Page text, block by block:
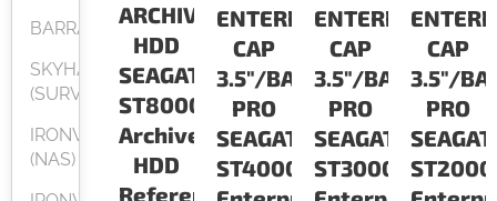
BARRACUDA
SKYHAWK
(SURVEILLANCE)
IRONWOLF
(NAS)
ARCHIVE
HDD
SEAGATE
ST8000AS0002
Archive
HDD
Referencia:
ENTERPRISE
CAP
3.5"/BARRACUDA
PRO
SEAGATE
ST4000NM0045
ENTERPRISE
CAP
3.5"/BARRACUDA
PRO
SEAGATE
ST3000NM0015
CAP
3.5"/
PRO